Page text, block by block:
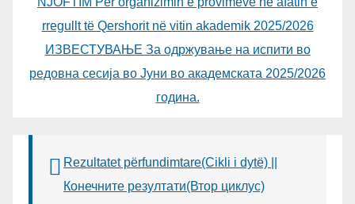
rregullt të Qershorit në vitin akademik 2025/2026
ИЗВЕСТУВАЊЕ За одржување на испити во
редовна сесија во Јуни во академската 2025/2026
година.
Rezultatet përfundimtare(Cikli i dytë) ||
Конечните резултати(Втор циклус)